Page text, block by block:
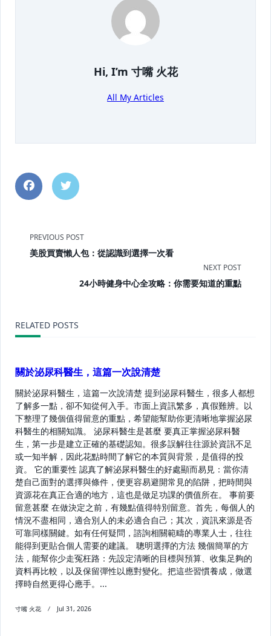
Hi, I’m 寸嘴 火花
All My Articles
<span
class="nav-
subtitle
reader-
text">Page</span>
PREVIOUS POST
美股買賣懶人包：從認識到選擇一次看
NEXT POST
24小時健身中心全攻略：你需要知道的重點
RELATED POSTS
關於泌尿科醫生，這篇一次說清楚
關於泌尿科醫生，這篇一次說清楚 提到泌尿科醫生，很多人都想
了解多一點，卻不知從何入手。市面上資訊繁多，真假難辨。以
下整理了幾個值得留意的重點，希望能幫助你更清晰地掌握泌尿
科醫生的相關知識。 泌尿科醫生是甚麼 要真正掌握泌尿科醫
生，第一步是建立正確的基礎認知。很多誤解往往源於資訊不足
或一知半解，因此花點時間了解它的本質與背景，是值得的投
資。 它的重要性 認真了解泌尿科醫生的好處顯而易見：當你清
楚自己面對的選擇與條件，便更容易避開常見的陷阱，把時間與
資源花在真正合適的地方，這也是做足功課的價值所在。 事前要
留意甚麼 在做決定之前，有幾點值得特別留意。首先，每個人的
情況不盡相同，適合別人的未必適合自己；其次，資訊來源是否
可靠同樣關鍵。如有任何疑問，諮詢相關範疇的專業人士，往往
能得到更貼合個人需要的建議。 聰明選擇的方法 幾個簡單的方
法，能幫你少走冤枉路：先設定清晰的目標與預算、收集足夠的
資料再比較，以及保留彈性以應對變化。把這些習慣養成，做選
擇時自然更得心應手。...
寸嘴 火花 Jul 31, 2026